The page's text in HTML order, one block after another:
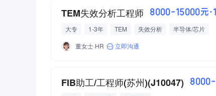
TEM失效分析工程师 8000-15000元
大专 1-3年 TEM 失效分析
半导体/芯片
董女士·HR
立即沟通
FIB助工/工程师(苏州)(J10047) 8000-